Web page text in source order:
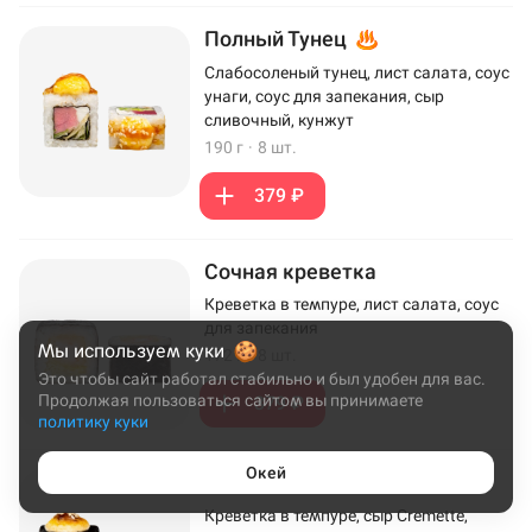
Полный Тунец
Слабосоленый тунец, лист салата, соус
унаги, соус для запекания, сыр
сливочный, кунжут
190 г · 8 шт.
379 ₽
Сочная креветка
Креветка в темпуре, лист салата, соус
172 г ·
379 ₽
Эби Хот
Креветка в темпуре, сыр Cremette,
Мы используем куки
Это чтобы сайт работал стабильно и был удобен для вас.
Продолжая пользоваться сайтом вы принимаете
политику куки
Окей